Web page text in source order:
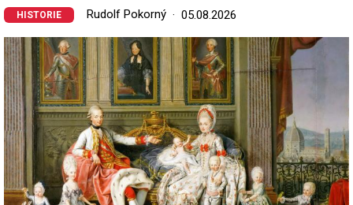
HISTORIE Rudolf Pokorný 05.08.2026
Image